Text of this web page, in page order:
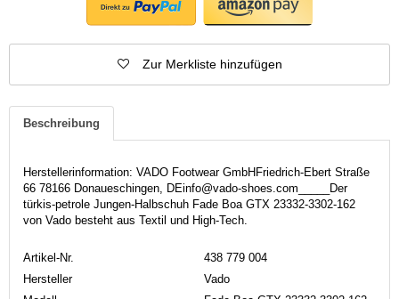
Zur Merkliste hinzufügen
Beschreibung
Herstellerinformation: VADO Footwear GmbHFriedrich-Ebert Straße
66 78166 Donaueschingen, DEinfo@vado-shoes.com_____Der
türkis-petrole Jungen-Halbschuh Fade Boa GTX 23332-3302-162
von Vado besteht aus Textil und High-Tech.
Artikel-Nr.
438 779 004
Hersteller
Vado